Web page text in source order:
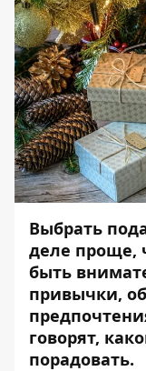
Выбрать
деле проще,
быть
привычки,
говорят,
порадовать.